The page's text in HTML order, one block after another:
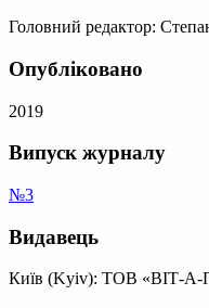
Головний редактор:
Опубліковано
2019
Випуск журналу
№3
Видавець
Київ (Kyiv): ТОВ «ВІТ-